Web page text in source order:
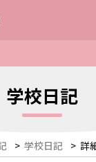
学校日記
> 学校日記 > 詳